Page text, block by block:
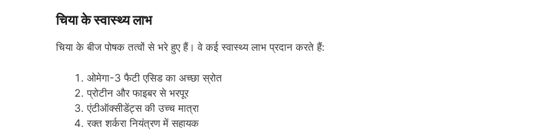
चिया के स्वास्थ्य लाभ
चिया के बीज पोषक तत्वों से भरे हुए हैं। वे कई स्वास्थ्य लाभ प्रदान करते हैं:
ओमेगा-3 फैटी एसिड का अच्छा स्रोत
प्रोटीन और फाइबर से भरपूर
एंटीऑक्सीडेंट्स की उच्च मात्रा
रक्त शर्करा नियंत्रण में सहायक